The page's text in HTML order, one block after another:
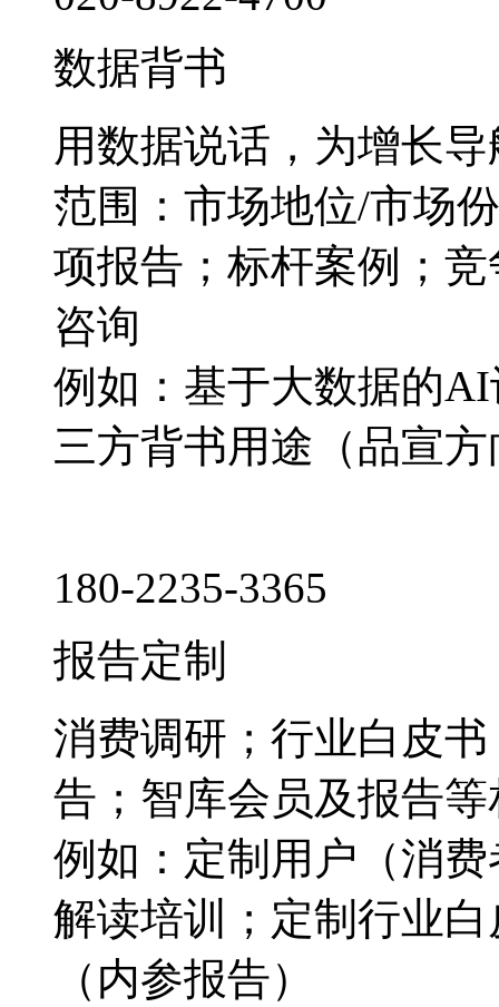
数据背书
用数据说话，为增长导
范围：市场地位/市场
项报告；标杆案例；
咨询
例如：基于大数据的
三方背书用途（品宣
180-2235-3365
报告定制
消费调研；行业白皮
告；智库会员及报告
例如：定制用户（消
解读培训；定制行业
（内参报告）